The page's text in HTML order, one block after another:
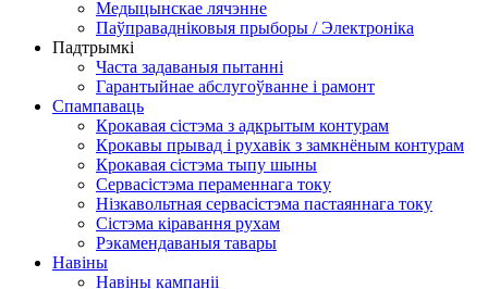
Медыцынскае лячэнне
Паўправадніковыя прыборы / Электроніка
Падтрымкі
Часта задаваныя пытанні
Гарантыйнае абслугоўванне і рамонт
Спампаваць
Крокавая сістэма з адкрытым контурам
Крокавы прывад і рухавік з замкнёным контурам
Крокавая сістэма тыпу шыны
Сервасістэма пераменнага току
Нізкавольтная сервасістэма пастаяннага току
Сістэма кіравання рухам
Рэкамендаваныя тавары
Навіны
Навіны кампаніі